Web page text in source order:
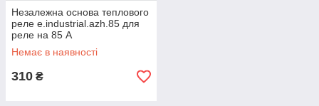
Незалежна основа теплового
реле e.industrial.azh.85 для
реле на 85 А
Немає в наявності
310 ₴